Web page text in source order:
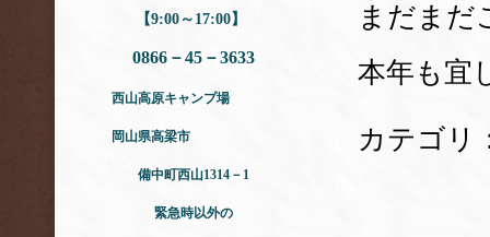
【9:00～17:00】
0866－45－3633
西山高原キャンプ場
岡山県高梁市
備中町西山1314－1
緊急時以外の
まだまだ
本年も
カテゴリ